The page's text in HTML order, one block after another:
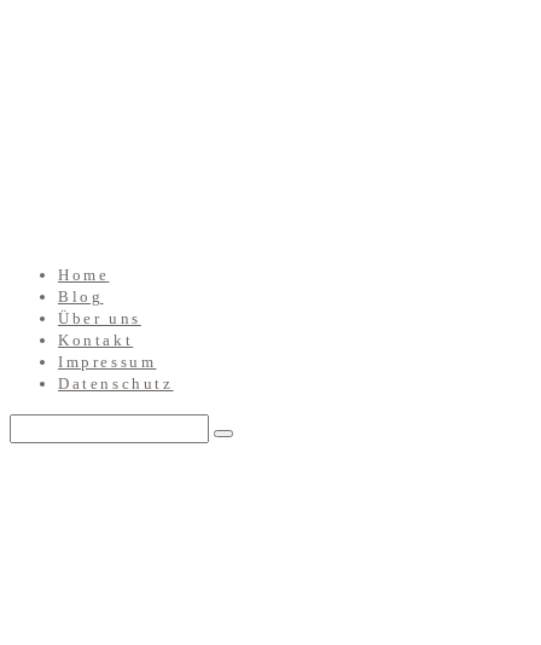
Home
Blog
Über uns
Kontakt
Impressum
Datenschutz